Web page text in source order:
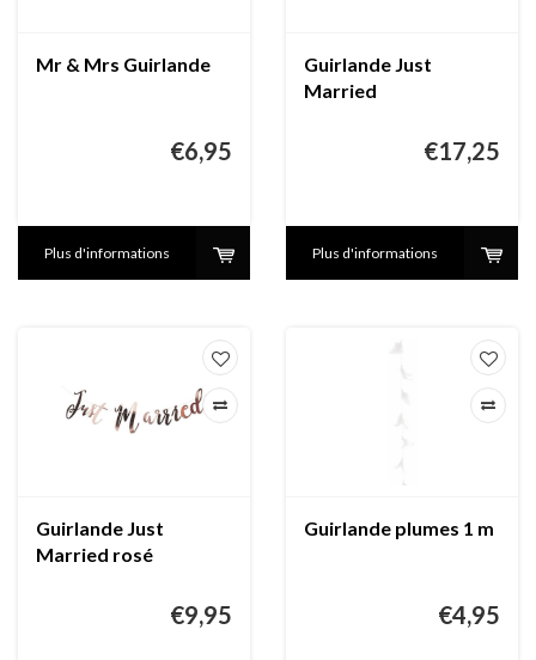
Mr & Mrs Guirlande
€6,95
Plus d'informations
Guirlande Just
Married
€17,25
Plus d'informations
Guirlande Just
Married rosé
€9,95
Guirlande plumes 1 m
€4,95